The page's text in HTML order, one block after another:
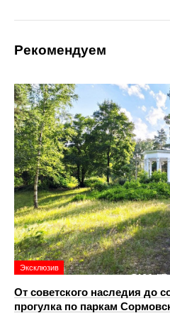
Рекомендуем
Эксклюзив
От советского наследия до
прогулка по паркам